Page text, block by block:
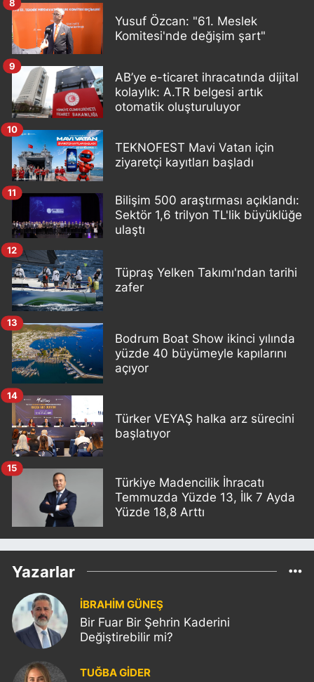
Yusuf Özcan: "61. Meslek
Komitesi'nde değişim şart"
8
AB’ye e-ticaret ihracatında dijital
kolaylık: A.TR belgesi artık
otomatik oluşturuluyor
9
TEKNOFEST Mavi Vatan için
ziyaretçi kayıtları başladı
10
Bilişim 500 araştırması açıklandı:
Sektör 1,6 trilyon TL'lik büyüklüğe
ulaştı
11
Tüpraş Yelken Takımı'ndan tarihi
zafer
12
Bodrum Boat Show ikinci yılında
yüzde 40 büyümeyle kapılarını
açıyor
13
Türker VEYAŞ halka arz sürecini
başlatıyor
14
Türkiye Madencilik İhracatı
Temmuzda Yüzde 13, İlk 7 Ayda
Yüzde 18,8 Arttı
15
Yazarlar
İBRAHİM GÜNEŞ
Bir Fuar Bir Şehrin Kaderini
Değiştirebilir mi?
TUĞBA GİDER